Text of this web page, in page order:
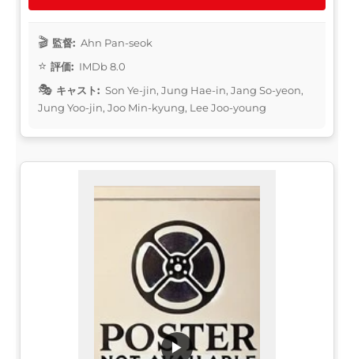
監督: Ahn Pan-seok
評価: IMDb 8.0
キャスト: Son Ye-jin, Jung Hae-in, Jang So-yeon,
Jung Yoo-jin, Joo Min-kyung, Lee Joo-young
▶